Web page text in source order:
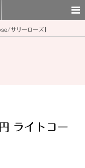
サリーローズ」
ライトコー